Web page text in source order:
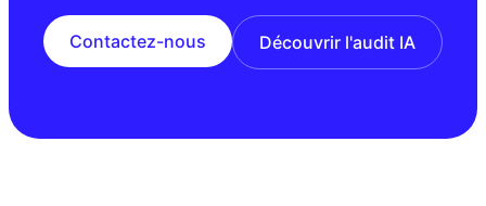
Contactez-nous Découvrir l'audit IA